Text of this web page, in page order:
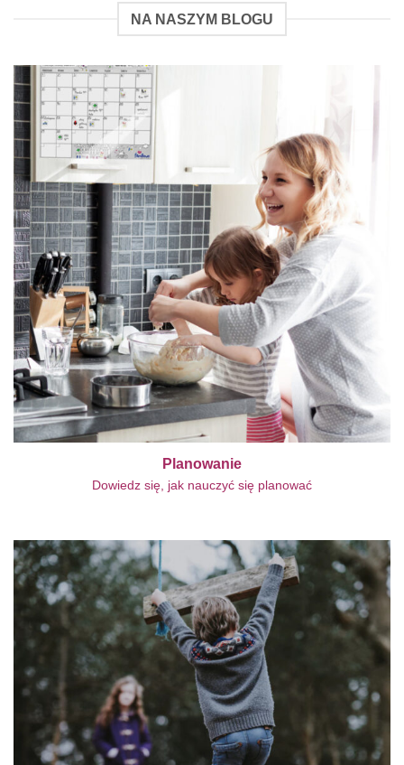
NA NASZYM BLOGU
Planowanie
Dowiedz się, jak nauczyć się planować